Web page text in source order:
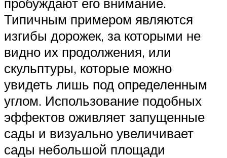
Типичным примером являются
изгибы дорожек, за которыми не
видно их продолжения, или
скульптуры, которые можно
увидеть лишь под определенным
углом. Использование подобных
эффектов оживляет запущенные
сады и визуально увеличивает
сады небольшой площади